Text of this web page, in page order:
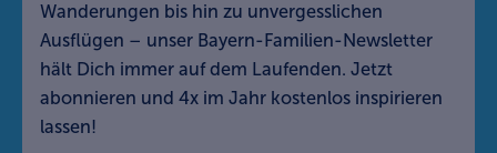
Wanderungen bis hin zu unvergesslichen
Ausflügen – unser Bayern-Familien-Newsletter
hält Dich immer auf dem Laufenden. Jetzt
abonnieren und 4x im Jahr kostenlos inspirieren
lassen!